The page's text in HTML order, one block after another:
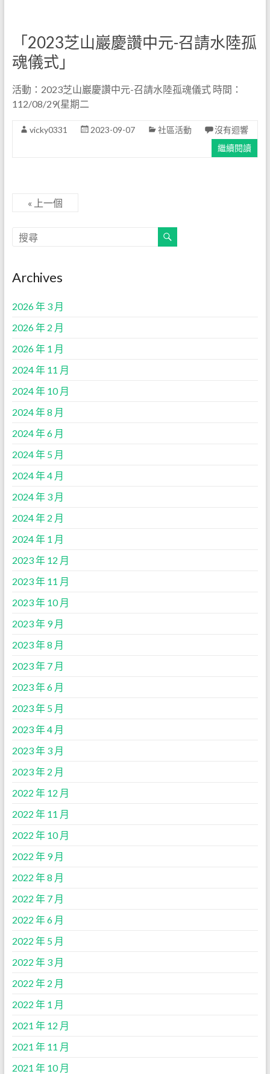
「2023芝山巖慶讚中元-召請水陸孤
魂儀式」
活動：2023芝山巖慶讚中元-召請水陸孤魂儀式 時間：
112/08/29(星期二
vicky0331 2023-09-07 社區活動
沒有迴響
繼續閱讀
« 上一個
Archives
2026 年 3 月
2026 年 2 月
2026 年 1 月
2024 年 11 月
2024 年 10 月
2024 年 8 月
2024 年 6 月
2024 年 5 月
2024 年 4 月
2024 年 3 月
2024 年 2 月
2024 年 1 月
2023 年 12 月
2023 年 11 月
2023 年 10 月
2023 年 9 月
2023 年 8 月
2023 年 7 月
2023 年 6 月
2023 年 5 月
2023 年 4 月
2023 年 3 月
2023 年 2 月
2022 年 12 月
2022 年 11 月
2022 年 10 月
2022 年 9 月
2022 年 8 月
2022 年 7 月
2022 年 6 月
2022 年 5 月
2022 年 3 月
2022 年 2 月
2022 年 1 月
2021 年 12 月
2021 年 11 月
2021 年 10 月